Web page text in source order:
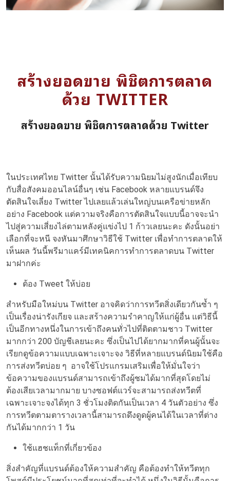
สร้างยอดขาย พิชิตการตลาด
ด้วย TWITTER
สร้างยอดขาย พิชิตการตลาดด้วย Twitter
ในประเทศไทย Twitter นั้นได้รับความนิยมไม่สูงนักเมื่อเทียบ
กับสื่อสังคมออนไลน์อื่นๆ เช่น Facebook หลายแบรนด์จึง
ตัดสินใจเลี่ยง Twitter ไปเลยแล้วเล่นใหญ่บนเครือข่ายหลัก
อย่าง Facebook แต่ความจริงคือการตัดสินใจแบบนี้อาจจะนำ
ไปสู่ความเสี่ยงไล่ตามหลังคู่แข่งไป 1 ก้าวเลยนะคะ ดังนั้นอย่า
เลือกที่จะหนี จงหันมาศึกษาวิธีใช้ Twitter เพื่อทำการตลาดให้
เห็นผล วันนี้พรีมาแคร์มีเทคนิคการทำการตลาดบน Twitter
มาฝากค่ะ
ต้อง Tweet ให้บ่อย
สำหรับมือใหม่บน Twitter อาจคิดว่าการทวีตสิ่งเดียวกันซ้ำ ๆ
เป็นเรื่องน่ารังเกียจ และสร้างความรำคาญให้แก่ผู้อื่น แต่วิธีนี้
เป็นอีกทางหนึ่งในการเข้าถึงคนทั่วไปที่ติดตามชาว Twitter
มากกว่า 200 บัญชีเลยนะคะ ซึ่งเป็นไปได้ยากมากที่คนผู้นั้นจะ
เรียกดูข้อความแบบเฉพาะเจาะจง วิธีที่หลายแบรนด์นิยมใช้คือ
การส่งทวีตบ่อย ๆ อาจใช้โปรแกรมเสริมเพื่อให้มั่นใจว่า
ข้อความของแบรนด์สามารถเข้าถึงผู้ชมได้มากที่สุดโดยไม่
ต้องเสียเวลามากมาย บางซอฟต์แวร์จะสามารถส่งทวีตที่
เฉพาะเจาะจงได้ทุก 3 ชั่วโมงติดกันเป็นเวลา 4 วันตัวอย่าง ซึ่ง
การทวีตตามตารางเวลานี้สามารถดึงดูดผู้คนได้ในเวลาที่ต่าง
กันได้มากกว่า 1 วัน
ใช้แฮชแท็กที่เกี่ยวข้อง
สิ่งสำคัญที่แบรนด์ต้องให้ความสำคัญ คือต้องทำให้ทวีตทุก